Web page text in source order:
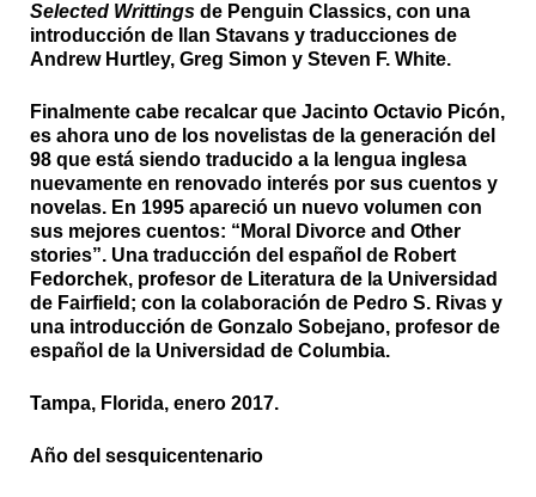
Selected Writtings de Penguin Classics, con una
introducción de Ilan Stavans y traducciones de
Andrew Hurtley, Greg Simon y Steven F. White.
Finalmente cabe recalcar que Jacinto Octavio Picón,
es ahora uno de los novelistas de la generación del
98 que está siendo traducido a la lengua inglesa
nuevamente en renovado interés por sus cuentos y
novelas. En 1995 apareció un nuevo volumen con
sus mejores cuentos: “Moral Divorce and Other
stories”. Una traducción del español de Robert
Fedorchek, profesor de Literatura de la Universidad
de Fairfield; con la colaboración de Pedro S. Rivas y
una introducción de Gonzalo Sobejano, profesor de
español de la Universidad de Columbia.
Tampa, Florida, enero 2017.
Año del sesquicentenario